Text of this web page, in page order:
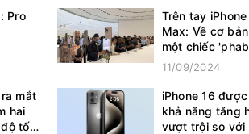
Pro
Trên tay
Max: Về cơ
một chiếc
thời điểm này
11/09/2024
mắt
hai
tối
iPhone 16
khả năng tăng
vượt trội so với